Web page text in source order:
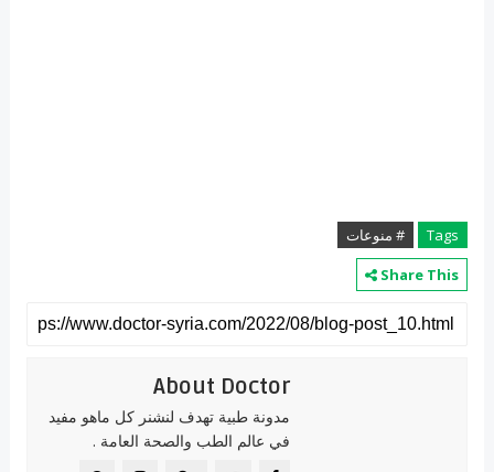
Tags
# منوعات
Share This
About Doctor
مدونة طبية تهدف لنشنر كل ماهو مفيد
في عالم الطب والصحة العامة .